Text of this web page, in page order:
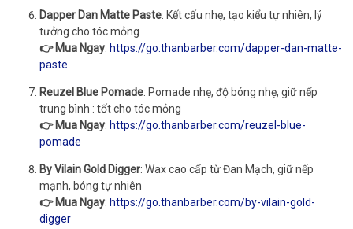
Dapper Dan Matte Paste: Kết cấu nhẹ, tạo kiểu tự nhiên, lý
tưởng cho tóc mỏng
👉 Mua Ngay: https://go.thanbarber.com/dapper-dan-matte-
paste
Reuzel Blue Pomade: Pomade nhẹ, độ bóng nhẹ, giữ nếp
trung bình : tốt cho tóc mỏng
👉 Mua Ngay: https://go.thanbarber.com/reuzel-blue-
pomade
By Vilain Gold Digger: Wax cao cấp từ Đan Mạch, giữ nếp
mạnh, bóng tự nhiên
👉 Mua Ngay: https://go.thanbarber.com/by-vilain-gold-
digger